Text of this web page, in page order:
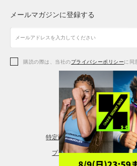
アクセサリー
アクセサリー
シューズ
アクセサリー
レギンス＆タイツ
シューズ
メールマガジンに登録する
購読の際は、当社のプライバシーポリシーに同
特定商取引法に基づく通販の表記
プライバシーポリシー